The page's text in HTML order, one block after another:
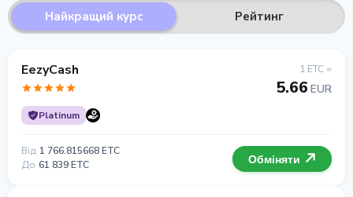
Найкращий курс Рейтинг
EezyCash
Platinum
1 ETC =
5.66 EUR
Від 1 766.815668 ETC
До 61 839 ETC Обміняти